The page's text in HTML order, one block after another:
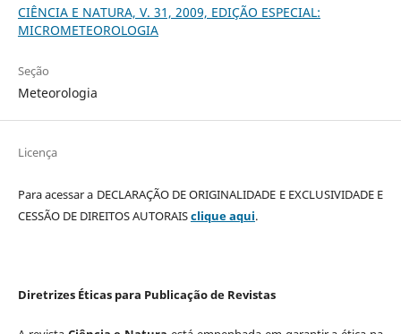
CIÊNCIA E NATURA, V. 31, 2009, EDIÇÃO ESPECIAL:
MICROMETEOROLOGIA
Seção
Meteorologia
Licença
Para acessar a DECLARAÇÃO DE ORIGINALIDADE E EXCLUSIVIDADE E
CESSÃO DE DIREITOS AUTORAISclique aqui.
Diretrizes Éticas para Publicação de Revistas